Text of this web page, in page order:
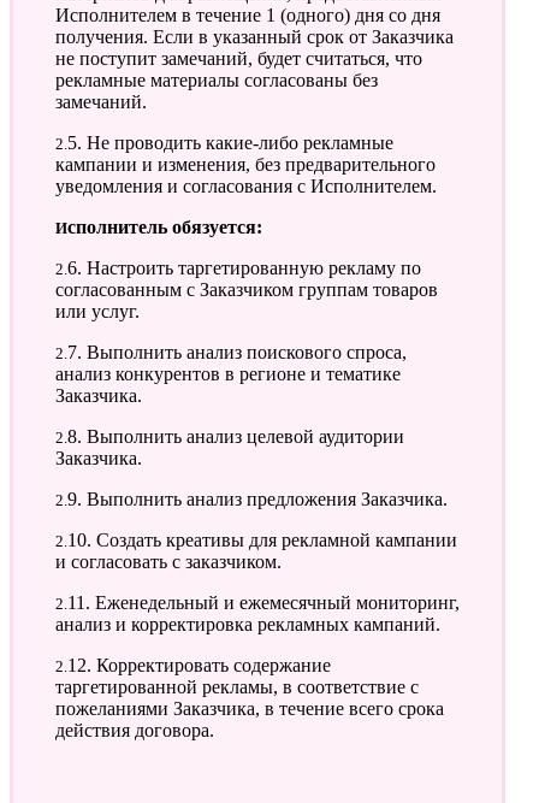
Исполнителем в течение 1 (одного) дня со дня
получения. Если в указанный срок от Заказчика
не поступит замечаний, будет считаться, что
рекламные материалы согласованы без
замечаний.
2.5. Не проводить какие-либо рекламные
кампании и изменения, без предварительного
уведомления и согласования с Исполнителем.
Исполнитель обязуется:
2.6. Настроить таргетированную рекламу по
согласованным с Заказчиком группам товаров
или услуг.
2.7. Выполнить анализ поискового спроса,
анализ конкурентов в регионе и тематике
Заказчика.
2.8. Выполнить анализ целевой аудитории
Заказчика.
2.9. Выполнить анализ предложения Заказчика.
2.10. Создать креативы для рекламной кампании
и согласовать с заказчиком.
2.11. Еженедельный и ежемесячный мониторинг,
анализ и корректировка рекламных кампаний.
2.12. Корректировать содержание
таргетированной рекламы, в соответствие с
пожеланиями Заказчика, в течение всего срока
действия договора.